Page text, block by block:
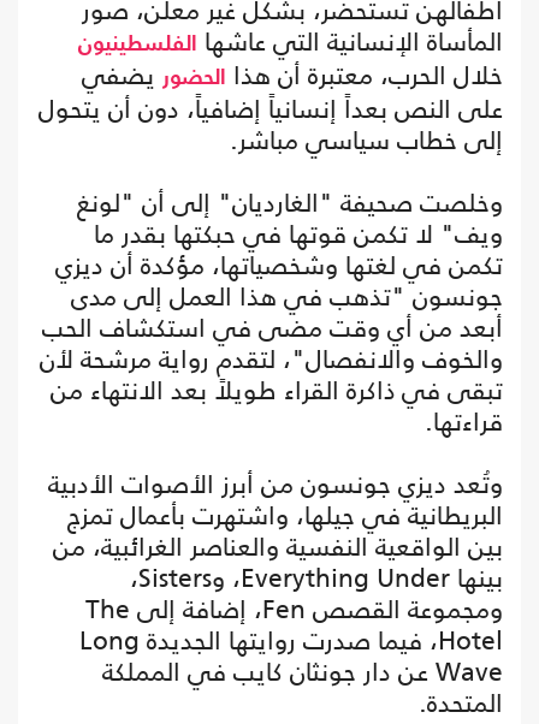
أطفالهن تستحضر، بشكل غير معلن، صور
المأساة الإنسانية التي عاشها الفلسطينيون
خلال الحرب، معتبرة أن هذا الحضور يضفي
على النص بعداً إنسانياً إضافياً، دون أن يتحول
إلى خطاب سياسي مباشر.
وخلصت صحيفة "الغارديان" إلى أن "لونغ
ويف" لا تكمن قوتها في حبكتها بقدر ما
تكمن في لغتها وشخصياتها، مؤكدة أن ديزي
جونسون "تذهب في هذا العمل إلى مدى
أبعد من أي وقت مضى في استكشاف الحب
والخوف والانفصال"، لتقدم رواية مرشحة لأن
تبقى في ذاكرة القراء طويلاً بعد الانتهاء من
قراءتها.
وتُعد ديزي جونسون من أبرز الأصوات الأدبية
البريطانية في جيلها، واشتهرت بأعمال تمزج
بين الواقعية النفسية والعناصر الغرائبية، من
بينها Everything Under، وSisters،
ومجموعة القصص Fen، إضافة إلى The
Hotel، فيما صدرت روايتها الجديدة Long
Wave عن دار جونثان كايب في المملكة
المتحدة.